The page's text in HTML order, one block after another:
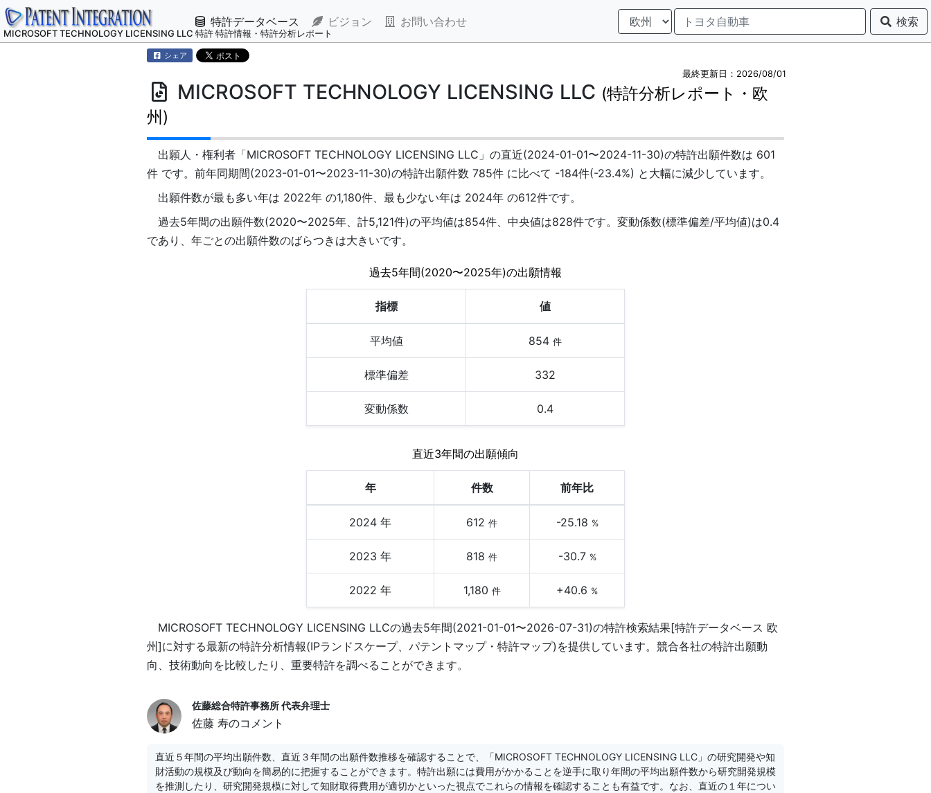
MICROSOFT TECHNOLOGY LICENSING LLC 特許 特許情報・特許分析レポート
特許データベース ビジョン お問い合わせ 検索
シェア
最終更新日：2026/08/01
MICROSOFT TECHNOLOGY LICENSING LLC (特許分析レポート・欧
州)
出願人・権利者「MICROSOFT TECHNOLOGY LICENSING LLC」の直近(2024-01-01〜2024-11-30)の特許出願件数は 601
件 です。前年同期間(2023-01-01〜2023-11-30)の特許出願件数 785件 に比べて -184件(-23.4%) と大幅に減少しています。
出願件数が最も多い年は 2022年 の1,180件、最も少ない年は 2024年 の612件です。
過去5年間の出願件数(2020〜2025年、計5,121件)の平均値は854件、中央値は828件です。変動係数(標準偏差/平均値)は0.4
であり、年ごとの出願件数のばらつきは大きいです。
過去5年間(2020〜2025年)の出願情報
指標 値
平均値 854 件
標準偏差 332
変動係数 0.4
直近3年間の出願傾向
年 件数 前年比
2024 年 612 件 -25.18 %
2023 年 818 件 -30.7 %
2022 年 1,180 件 +40.6 %
MICROSOFT TECHNOLOGY LICENSING LLCの過去5年間(2021-01-01〜2026-07-31)の特許検索結果[特許データベース 欧
州]に対する最新の特許分析情報(IPランドスケープ、パテントマップ・特許マップ)を提供しています。競合各社の特許出願動
向、技術動向を比較したり、重要特許を調べることができます。
佐藤総合特許事務所 代表弁理士
佐藤 寿のコメント
直近５年間の平均出願件数、直近３年間の出願件数推移を確認することで、「MICROSOFT TECHNOLOGY LICENSING LLC」の研究開発や知
財活動の規模及び動向を簡易的に把握することができます。特許出願には費用がかかることを逆手に取り年間の平均出願件数から研究開発規模
を推測したり、研究開発規模に対して知財取得費用が適切かといった視点でこれらの情報を確認することも有益です。なお、直近の１年につい